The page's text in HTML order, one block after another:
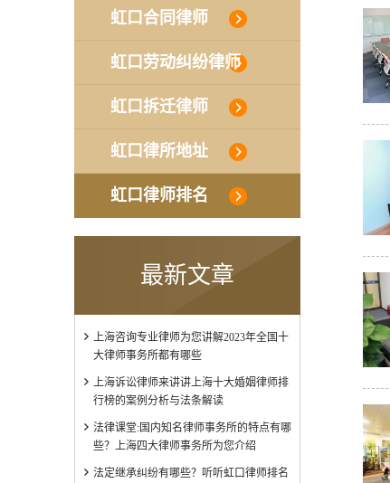
虹口合同律师
虹口劳动纠纷律师
虹口拆迁律师
虹口律所地址
虹口律师排名
最新文章
上海咨询专业律师为您讲解2023年全国十
大律师事务所都有哪些
上海诉讼律师来讲讲上海十大婚姻律师排
行榜的案例分析与法条解读
法律课堂:国内知名律师事务所的特点有哪
些？上海四大律师事务所为您介绍
法定继承纠纷有哪些？听听虹口律师排名